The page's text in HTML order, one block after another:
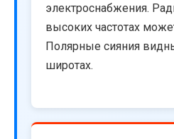
электроснабжения.
высоких частотах
Полярные сияния
широтах.